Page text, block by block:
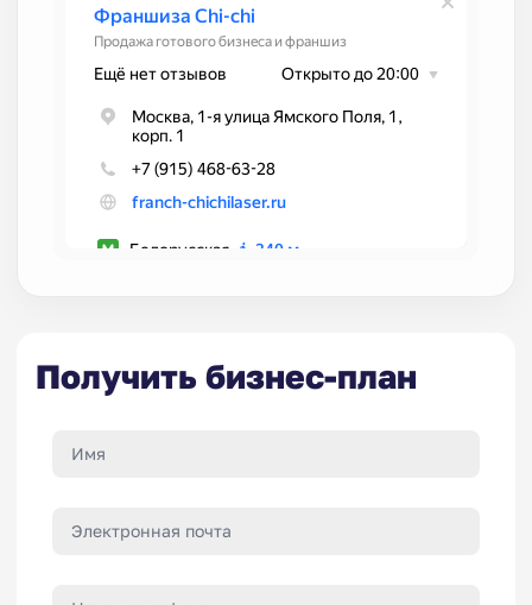
Получить бизнес-план